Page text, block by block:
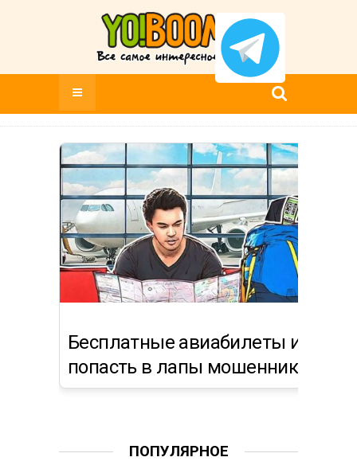
Бесплатные авиабилеты или
попасть в лапы мошеннику?
ПОПУЛЯРНОЕ